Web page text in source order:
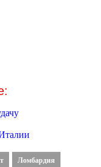
Ломбардия